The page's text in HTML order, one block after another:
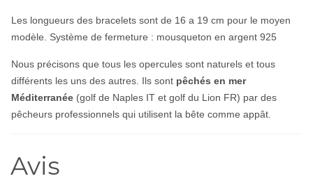
Les longueurs des bracelets sont de 16 a 19 cm pour le moyen
modèle. Système de fermeture : mousqueton en argent 925
Nous précisons que tous les opercules sont naturels et tous
différents les uns des autres. Ils sont pêchés en mer
Méditerranée (golf de Naples IT et golf du Lion FR) par des
pêcheurs professionnels qui utilisent la bête comme appât.
Avis